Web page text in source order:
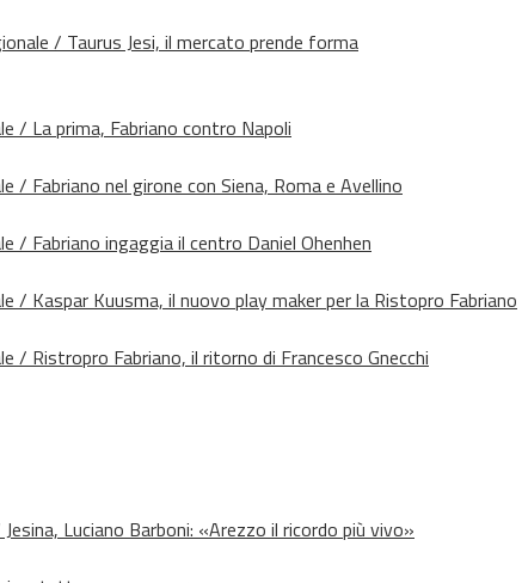
/ Taurus Jesi, il mercato prende forma
/ La prima, Fabriano contro Napoli
/ Fabriano nel girone con Siena, Roma e Avellino
/ Fabriano ingaggia il centro Daniel Ohenhen
/ Kaspar Kuusma, il nuovo play maker per la Ristopro Fabriano
/ Ristropro Fabriano, il ritorno di Francesco Gnecchi
Luciano Barboni: «Arezzo il ricordo più vivo»